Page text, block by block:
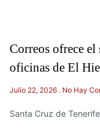
Correos ofrece
oficinas de El
Julio 22, 2026 No Hay
Santa Cruz de